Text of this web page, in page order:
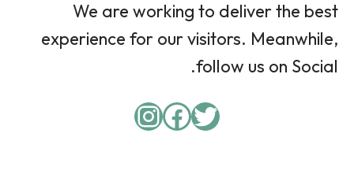
We are working to deliver the best
experience for our visitors. Meanwhile,
follow us on Social.
Twitter
Facebook
Instagram